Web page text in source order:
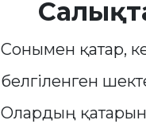
Сонымен қатар,
белгіленген
Олардың